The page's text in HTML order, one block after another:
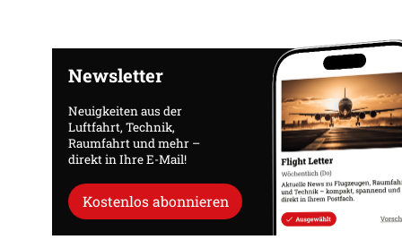
Newsletter
Neuigkeiten aus der
Luftfahrt, Technik,
Raumfahrt und mehr –
direkt in Ihre E-Mail!
Kostenlos abonnieren